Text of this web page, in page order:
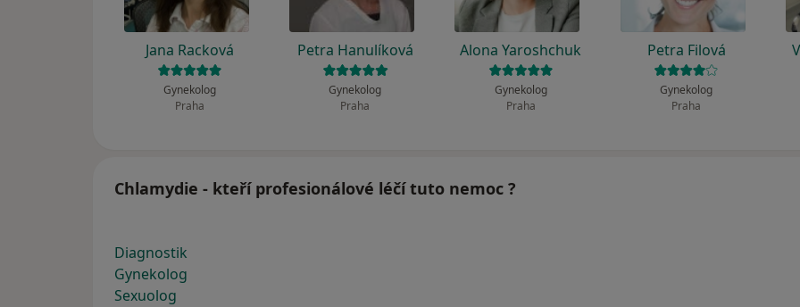
Jana Racková
Gynekolog
Praha
Petra Hanulíková
Gynekolog
Praha
Alona Yaroshchuk
Gynekolog
Praha
Petra Filová
Gynekolog
Praha
Chlamydie - kteří profesionálové léčí tuto nemoc ?
Diagnostik
Gynekolog
Sexuolog